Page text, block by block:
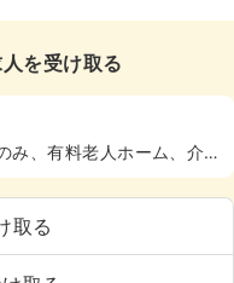
を受け取る
み、有料老人ホーム、介
取る